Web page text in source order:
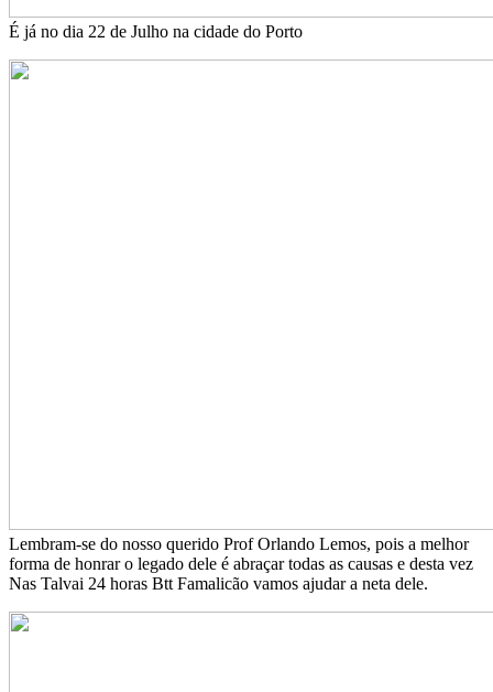
É já no dia 22 de Julho na cidade do Porto
Lembram-se do nosso querido Prof Orlando Lemos, pois a melhor
forma de honrar o legado dele é abraçar todas as causas e desta vez
Nas Talvai 24 horas Btt Famalicão vamos ajudar a neta dele.